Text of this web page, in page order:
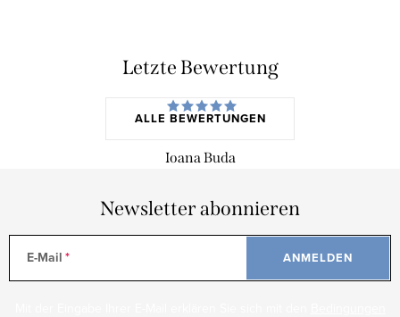
Letzte Bewertung
ALLE BEWERTUNGEN
Ioana Buda
Newsletter abonnieren
E-Mail ANMELDEN